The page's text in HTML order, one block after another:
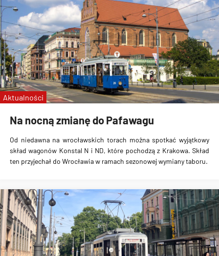
Konstal N
zabytkowe tramwaje
KSTM
linie specjalne
Wrocławskie Linie Turystyczne
MPK Kraków
Na nocną zmianę do Pafawagu
Od niedawna na wrocławskich torach można spotkać wyjątkowy
skład wagonów Konstal N i ND, które pochodzą z Krakowa. Skład
ten przyjechał do Wrocławia w ramach sezonowej wymiany taboru.
Aktualności